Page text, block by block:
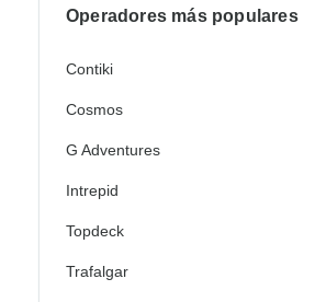
Operadores más populares
Contiki
Cosmos
G Adventures
Intrepid
Topdeck
Trafalgar